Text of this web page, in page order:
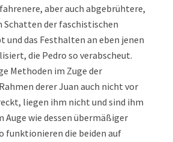
aber auch abgebrühtere,
Schatten der faschistischen
und das Festhalten an eben jenen
die Pedro so verabscheut.
Methoden im Zuge der
derer Juan auch nicht vor
liegen ihm nicht und sind ihm
Auge wie dessen übermäßiger
funktionieren die beiden auf